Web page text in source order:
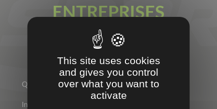
ENTREPRISES
TEMPS 2 SPORT
Qui sommes-nous ?
Indépendant ? Rejoignez le Réseau Temps 2 Sport !
This site uses cookies
and gives you control
over what you want to
activate